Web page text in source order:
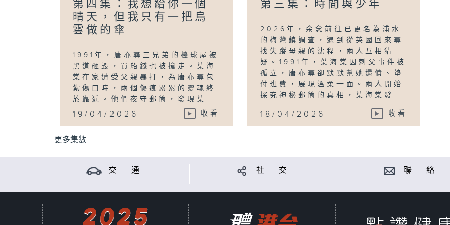
第四集：我想給你一個
晴天，但我只有一把烏
雲做的傘
1991年，唐亦尋三兄弟的檯球屋被
黑道砸毀，買船錢也被搶走。葉海
棠在家遭受父親暴打，為唐亦尋包
紮傷口時，兩個傷痕累累的靈魂終
於靠近。他們夜守郵筒，發現葉...
19/04/2026 收看
第三集：時間與少年
2026年，余念前往已更名為浦水
的梅灣鎮調查，遇到從英國回來尋
找失蹤母親的沈程，兩人互相猜
疑。1991年，葉海棠因刺父事件被
孤立，唐亦尋卻默默幫她還債、墊
付班費，展現溫柔一面。兩人開始
探究神秘郵筒的真相，葉海棠發...
18/04/2026 收看
更多集數 ...
交 通 社 交 聯 絡